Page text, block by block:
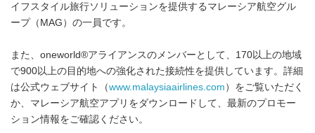
イフスタイル旅行ソリューションを提供するマレーシア航空グル
ープ（MAG）の一員です。
また、oneworld®アライアンスのメンバーとして、170以上の地域
で900以上の目的地への強化された接続性を提供しています。詳細
は公式ウェブサイト（www.malaysiaairlines.com ）をご覧いただく
か、マレーシア航空アプリをダウンロードして、最新のプロモー
ション情報をご確認ください。